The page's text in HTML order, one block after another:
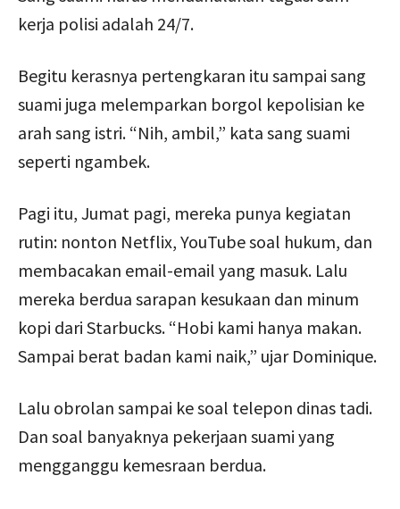
kerja polisi adalah 24/7.
Begitu kerasnya pertengkaran itu sampai sang
suami juga melemparkan borgol kepolisian ke
arah sang istri. “Nih, ambil,” kata sang suami
seperti ngambek.
Pagi itu, Jumat pagi, mereka punya kegiatan
rutin: nonton Netflix, YouTube soal hukum, dan
membacakan email-email yang masuk. Lalu
mereka berdua sarapan kesukaan dan minum
kopi dari Starbucks. “Hobi kami hanya makan.
Sampai berat badan kami naik,” ujar Dominique.
Lalu obrolan sampai ke soal telepon dinas tadi.
Dan soal banyaknya pekerjaan suami yang
mengganggu kemesraan berdua.